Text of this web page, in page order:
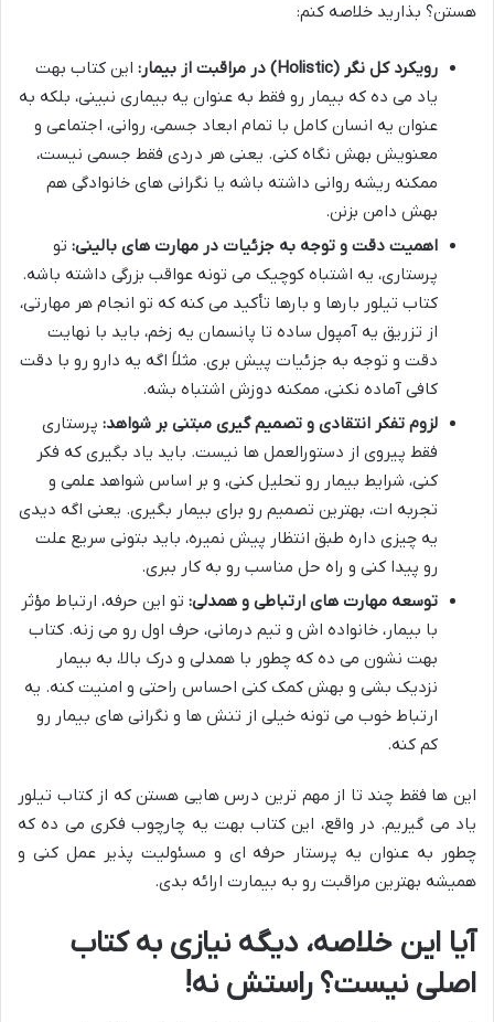
هستن؟ بذارید خلاصه کنم:
رویکرد کل نگر (Holistic) در مراقبت از بیمار:
این کتاب بهت
یاد می ده که بیمار رو فقط به عنوان یه بیماری نبینی، بلکه به
عنوان یه انسان کامل با تمام ابعاد جسمی، روانی، اجتماعی و
معنویش بهش نگاه کنی. یعنی هر دردی فقط جسمی نیست،
ممکنه ریشه روانی داشته باشه یا نگرانی های خانوادگی هم
بهش دامن بزنن.
اهمیت دقت و توجه به جزئیات در مهارت های بالینی: تو
پرستاری، یه اشتباه کوچیک می تونه عواقب بزرگی داشته باشه.
کتاب تیلور بارها و بارها تأکید می کنه که تو انجام هر مهارتی،
از تزریق یه آمپول ساده تا پانسمان یه زخم، باید با نهایت
دقت و توجه به جزئیات پیش بری. مثلاً اگه یه دارو رو با دقت
کافی آماده نکنی، ممکنه دوزش اشتباه بشه.
لزوم تفکر انتقادی و تصمیم گیری مبتنی بر شواهد: پرستاری
فقط پیروی از دستورالعمل ها نیست. باید یاد بگیری که فکر
کنی، شرایط بیمار رو تحلیل کنی، و بر اساس شواهد علمی و
تجربه ات، بهترین تصمیم رو برای بیمار بگیری. یعنی اگه دیدی
یه چیزی داره طبق انتظار پیش نمیره، باید بتونی سریع علت
رو پیدا کنی و راه حل مناسب رو به کار ببری.
توسعه مهارت های ارتباطی و همدلی: تو این حرفه، ارتباط مؤثر
با بیمار، خانواده اش و تیم درمانی، حرف اول رو می زنه. کتاب
بهت نشون می ده که چطور با همدلی و درک بالا، به بیمار
نزدیک بشی و بهش کمک کنی احساس راحتی و امنیت کنه. یه
ارتباط خوب می تونه خیلی از تنش ها و نگرانی های بیمار رو
کم کنه.
این ها فقط چند تا از مهم ترین درس هایی هستن که از کتاب تیلور
یاد می گیریم. در واقع، این کتاب بهت یه چارچوب فکری می ده که
چطور به عنوان یه پرستار حرفه ای و مسئولیت پذیر عمل کنی و
همیشه بهترین مراقبت رو به بیمارت ارائه بدی.
آیا این خلاصه، دیگه نیازی به کتاب
اصلی نیست؟ راستش نه!